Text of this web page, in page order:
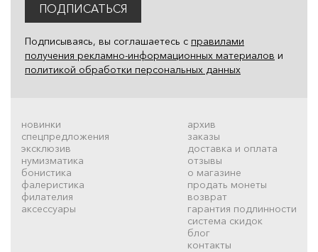
ПОДПИСАТЬСЯ
Подписываясь, вы соглашаетесь с правилами
получения рекламно-информационных материалов и
политикой обработки персональных данных
новинки
спецпредложения
эксклюзив
нумизматика
бонистика
фалеристика
филателия
аксессуары
архив
заказы
доставка и оплата
отзывы
о магазине
продать монеты
возврат
гарантия подлинности
система скидок
блог
контакты